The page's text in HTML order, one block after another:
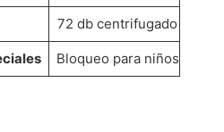
72 db centrifugado
Bloqueo para niños